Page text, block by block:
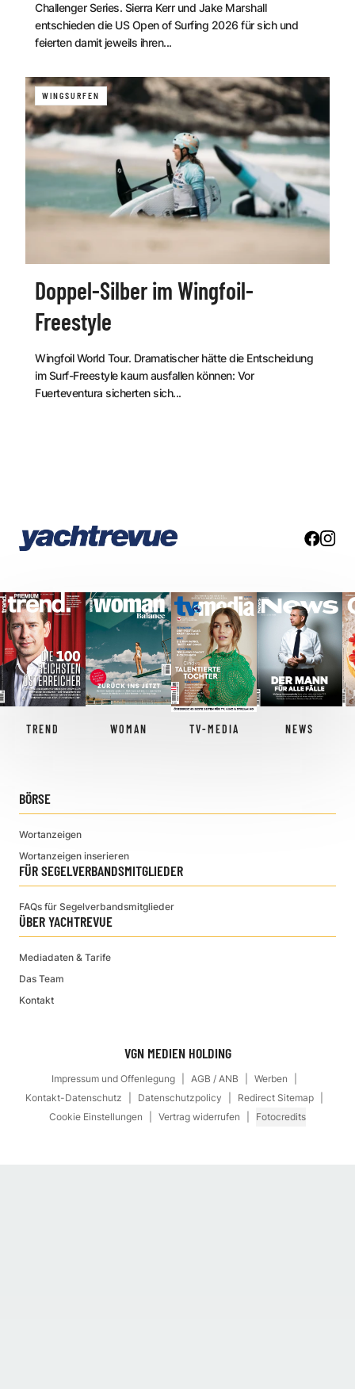
Challenger Series. Sierra Kerr und Jake Marshall
entschieden die US Open of Surfing 2026 für sich und
feierten damit jeweils ihren...
WINGSURFEN
Doppel-Silber im Wingfoil-
Freestyle
Wingfoil World Tour. Dramatischer hätte die Entscheidung
im Surf-Freestyle kaum ausfallen können: Vor
Fuerteventura sicherten sich...
TREND WOMAN TV-MEDIA NEWS
BÖRSE
Wortanzeigen
Wortanzeigen inserieren
FÜR SEGELVERBANDSMITGLIEDER
FAQs für Segelverbandsmitglieder
ÜBER YACHTREVUE
Mediadaten & Tarife
Das Team
Kontakt
VGN MEDIEN HOLDING
Impressum und Offenlegung AGB / ANB
Werben
Kontakt-Datenschutz
Datenschutzpolicy
Redirect Sitemap
Cookie Einstellungen
Vertrag widerrufen Fotocredits